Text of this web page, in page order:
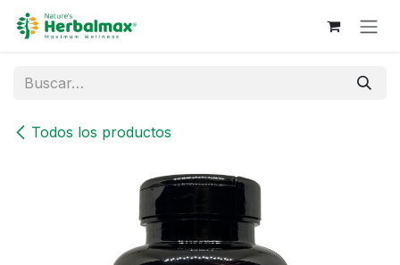
Ir al contenido
Todos los productos